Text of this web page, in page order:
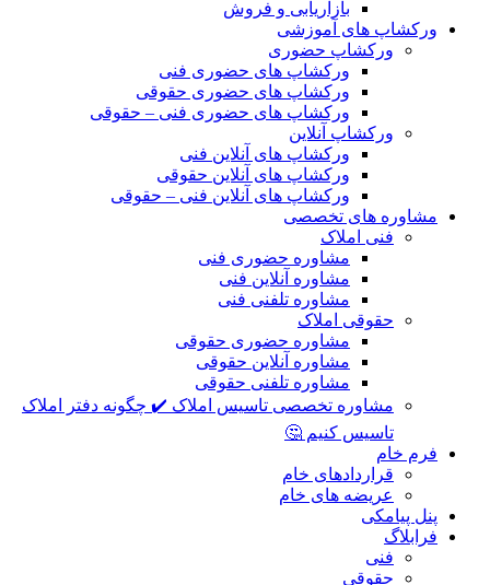
بازاریابی و فروش
ورکشاپ های آموزشی
ورکشاپ حضوری
ورکشاپ های حضوری فنی
ورکشاپ های حضوری حقوقی
ورکشاپ های حضوری فنی – حقوقی
ورکشاپ آنلاین
ورکشاپ های آنلاین فنی
ورکشاپ های آنلاین حقوقی
ورکشاپ های آنلاین فنی – حقوقی
مشاوره های تخصصی
فنی املاک
مشاوره حضوری فنی
مشاوره آنلاین فنی
مشاوره تلفنی فنی
حقوقی املاک
مشاوره حضوری حقوقی
مشاوره آنلاین حقوقی
مشاوره تلفنی حقوقی
مشاوره تخصصی تاسیس املاک ✔️ چگونه دفتر املاک
تاسیس کنیم 🤔
فرم خام
قراردادهای خام
عریضه های خام
پنل پیامکی
فرابلاگ
فنی
حقوقی